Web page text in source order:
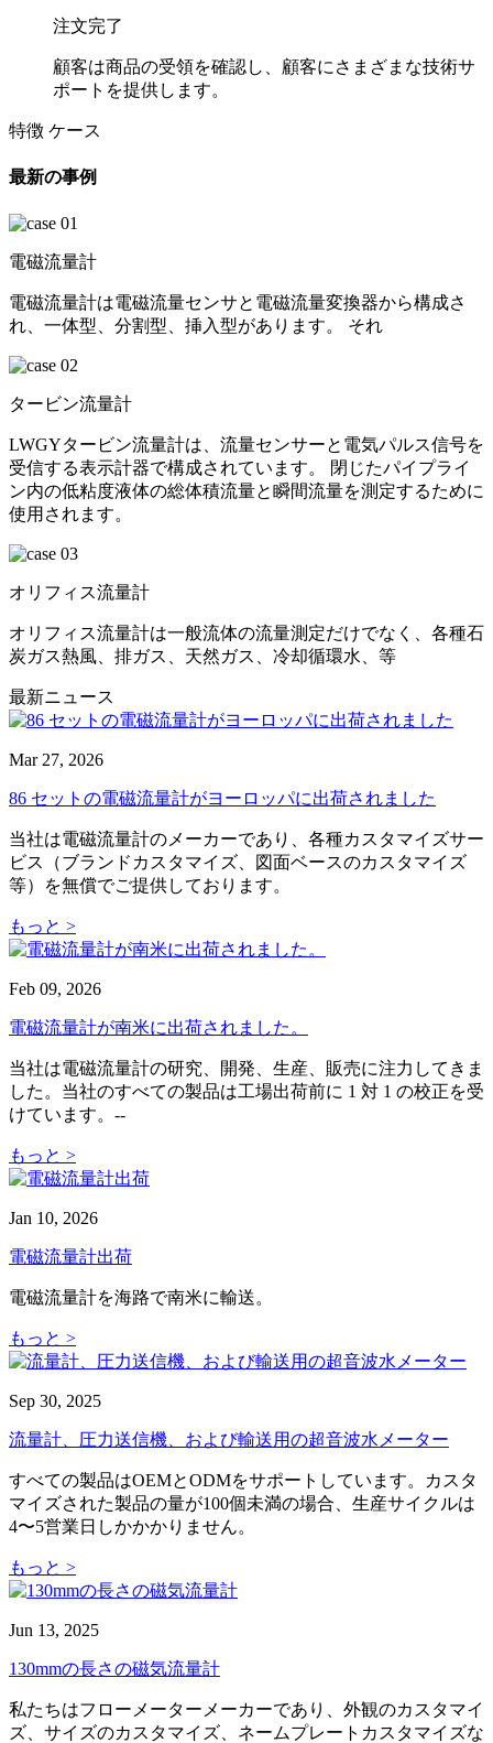
注文完了
顧客は商品の受領を確認し、顧客にさまざまな技術サ
ポートを提供します。
特徴 ケース
最新の事例
電磁流量計
電磁流量計は電磁流量センサと電磁流量変換器から構成さ
れ、一体型、分割型、挿入型があります。 それ
タービン流量計
LWGYタービン流量計は、流量センサーと電気パルス信号を
受信する表示計器で構成されています。 閉じたパイプライ
ン内の低粘度液体の総体積流量と瞬間流量を測定するために
使用されます。
オリフィス流量計
オリフィス流量計は一般流体の流量測定だけでなく、各種石
炭ガス熱風、排ガス、天然ガス、冷却循環水、等
最新ニュース
Mar 27, 2026
86 セットの電磁流量計がヨーロッパに出荷されました
当社は電磁流量計のメーカーであり、各種カスタマイズサー
ビス（ブランドカスタマイズ、図面ベースのカスタマイズ
等）を無償でご提供しております。
もっと >
Feb 09, 2026
電磁流量計が南米に出荷されました。
当社は電磁流量計の研究、開発、生産、販売に注力してきま
した。当社のすべての製品は工場出荷前に 1 対 1 の校正を受
けています。--
もっと >
Jan 10, 2026
電磁流量計出荷
電磁流量計を海路で南米に輸送。
もっと >
Sep 30, 2025
流量計、圧力送信機、および輸送用の超音波水メーター
すべての製品はOEMとODMをサポートしています。カスタ
マイズされた製品の量が100個未満の場合、生産サイクルは
4〜5営業日しかかかりません。
もっと >
Jun 13, 2025
130mmの長さの磁気流量計
私たちはフローメーターメーカーであり、外観のカスタマイ
ズ、サイズのカスタマイズ、ネームプレートカスタマイズな